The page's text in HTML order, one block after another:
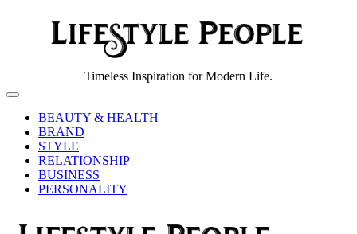
People
Timeless Inspiration for Modern Life.
Off
CanvasBEAUTY & HEALTH
BRAND
STYLE
RELATIONSHIP
BUSINESS
PERSONALITY